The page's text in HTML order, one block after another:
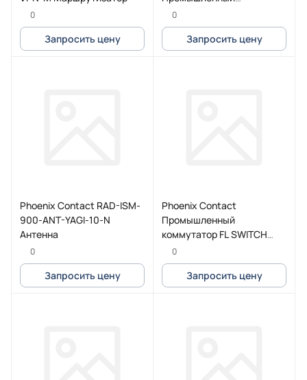
0
Запросить цену
коммутатор
0
Запросить цену
Phoenix Contact RAD-ISM-
900-ANT-YAGI-10-N
Антенна
0
Запросить цену
Phoenix Contact
Промышленный
коммутатор FL SWITCH
3006T-2FX SM
0
Запросить цену